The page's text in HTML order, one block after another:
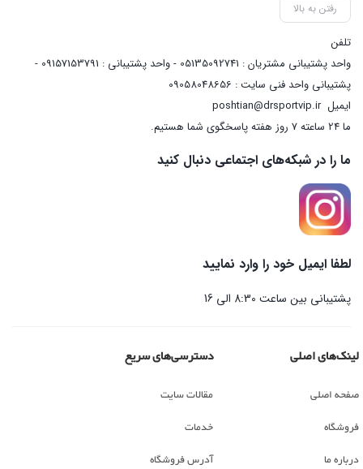
رفتن به بالا
تلفن
واحد پشتیبانی مشتریان : 05135092741 - واحد پشتیبانی : 09157153791 -
پشتیبانی واحد فنی سایت : 09058048656
ایمیلposhtian@drsportvip.ir
ما 24 ساعته 7 روز هفته پاسخگوی شما هستیم.
ما را در شبکه‌های اجتماعی دنبال کنید
لطفا ایمیل خود را وارد نمایید
پشتیبانی بین ساعت 8:30 الی 16
لینک‌های اصلی
صفحه اصلی
فروشگاه
درباره ما
دسترسی‌های سریع
مقالات سایت
خدمات
آدرس فروشگاه